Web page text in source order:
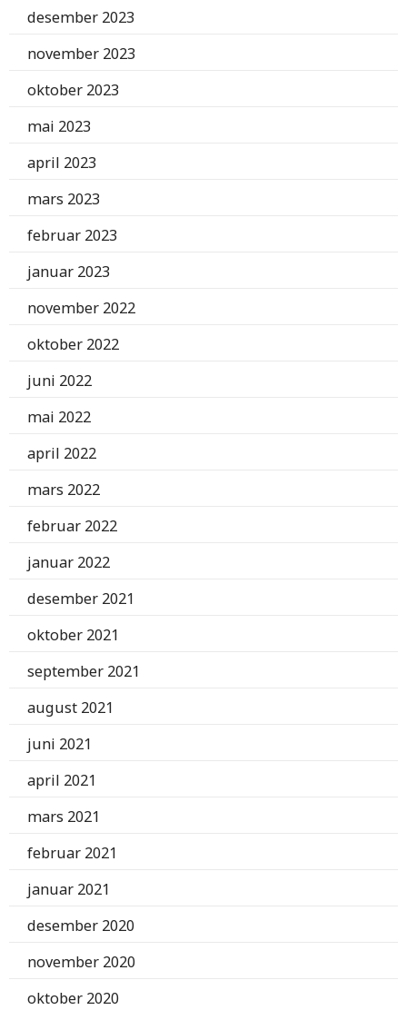
desember 2023
november 2023
oktober 2023
mai 2023
april 2023
mars 2023
februar 2023
januar 2023
november 2022
oktober 2022
juni 2022
mai 2022
april 2022
mars 2022
februar 2022
januar 2022
desember 2021
oktober 2021
september 2021
august 2021
juni 2021
april 2021
mars 2021
februar 2021
januar 2021
desember 2020
november 2020
oktober 2020